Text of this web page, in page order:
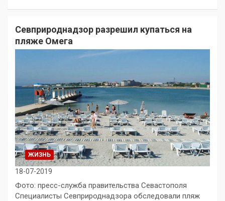
Севприроднадзор разрешил купаться на
пляже Омега
ЖИЗНЬ
18-07-2019
Фото: пресс-служба правительства Севастополя
Специалисты Севприроднадзора обследовали пляж